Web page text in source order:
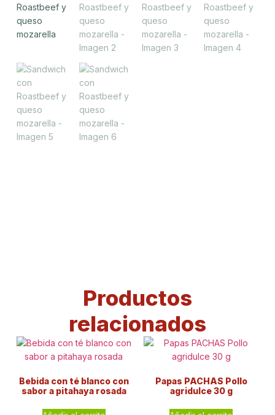
Productos
relacionados
Bebida con té blanco con
sabor a pitahaya rosada
Papas PACHAS Pollo
agridulce 30 g